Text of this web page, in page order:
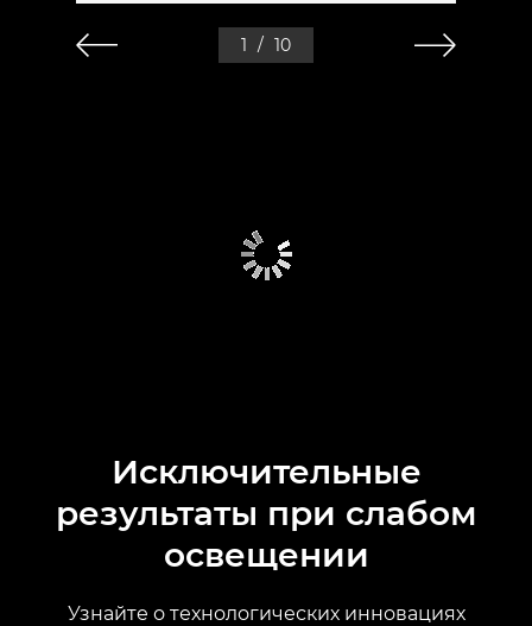
1 / 10
Исключительные
результаты при слабом
освещении
Узнайте о технологических инновациях